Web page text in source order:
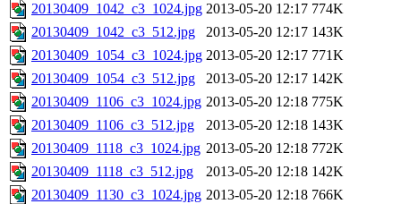
20130409_1042_c3_1024.jpg 2013-05-20 12:17 774K
20130409_1042_c3_512.jpg
2013-05-20 12:17 143K
20130409_1054_c3_1024.jpg 2013-05-20 12:17 771K
20130409_1054_c3_512.jpg
2013-05-20 12:17 142K
20130409_1106_c3_1024.jpg 2013-05-20 12:18 775K
20130409_1106_c3_512.jpg
2013-05-20 12:18 143K
20130409_1118_c3_1024.jpg 2013-05-20 12:18 772K
20130409_1118_c3_512.jpg
2013-05-20 12:18 142K
20130409_1130_c3_1024.jpg 2013-05-20 12:18 766K